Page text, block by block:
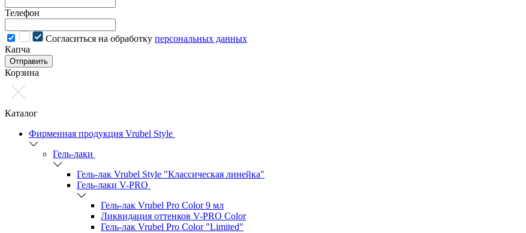
Телефон
Cогласиться на обработку персональных данных
Капча
Отправить
Корзина
Каталог
Фирменная продукция Vrubel Style
Гель-лаки
Гель-лак Vrubel Style "Классическая линейка"
Гель-лаки V-PRO
Гель-лак Vrubel Pro Color 9 мл
Ликвидация оттенков V-PRO Color
Гель-лак Vrubel Pro Color "Limited"